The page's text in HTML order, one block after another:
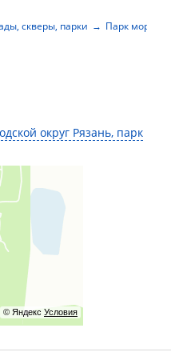
округ Рязань, парк
© Яндекс Условия
скверы, парки Парк морской